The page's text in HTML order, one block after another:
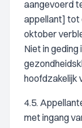
aangevoerd
appellant] tot
oktober
Niet in
hoofdzakelijk
4.5.
met ingang